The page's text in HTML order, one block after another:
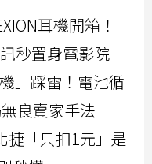
耳機開箱！
秒置身電影院
」踩雷！電池循
良賣家手法
捷「只扣1元」是